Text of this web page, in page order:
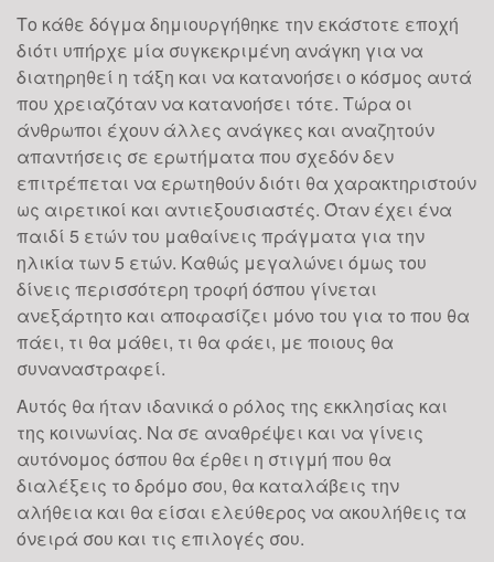
Το κάθε δόγμα δημιουργήθηκε την εκάστοτε εποχή
διότι υπήρχε μία συγκεκριμένη ανάγκη για να
διατηρηθεί η τάξη και να κατανοήσει ο κόσμος αυτά
που χρειαζόταν να κατανοήσει τότε. Τώρα οι
άνθρωποι έχουν άλλες ανάγκες και αναζητούν
απαντήσεις σε ερωτήματα που σχεδόν δεν
επιτρέπεται να ερωτηθούν διότι θα χαρακτηριστούν
ως αιρετικοί και αντιεξουσιαστές. Όταν έχει ένα
παιδί 5 ετών του μαθαίνεις πράγματα για την
ηλικία των 5 ετών. Καθώς μεγαλώνει όμως του
δίνεις περισσότερη τροφή όσπου γίνεται
ανεξάρτητο και αποφασίζει μόνο του για το που θα
πάει, τι θα μάθει, τι θα φάει, με ποιους θα
συναναστραφεί.
Αυτός θα ήταν ιδανικά ο ρόλος της εκκλησίας και
της κοινωνίας. Να σε αναθρέψει και να γίνεις
αυτόνομος όσπου θα έρθει η στιγμή που θα
διαλέξεις το δρόμο σου, θα καταλάβεις την
αλήθεια και θα είσαι ελεύθερος να ακουλήθεις τα
όνειρά σου και τις επιλογές σου.